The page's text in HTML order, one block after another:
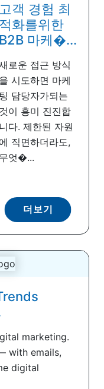
고객 경험 최
적화를위한
B2B 마케�...
로운 접근 방식
을 시도하면 마케
팅 담당자가되는
것이 흥미 진진합
니다. 제한된 자원
에 직면하더라도,
무엇�...
더보기
marketing.
with emails,
digital